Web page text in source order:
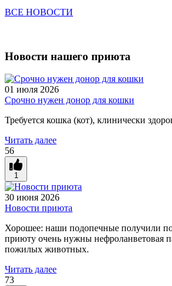
ВСЕ НОВОСТИ
Новости нашего приюта
01 июля 2026
Срочно нужен донор для кошки
Требуется кошка (кот), клинически
Читать далее
56
1
30 июня 2026
Новости приюта
Хорошее: наши подопечные получили
приюту очень нужны нефроланветовая
пожилых животных.
Читать далее
73